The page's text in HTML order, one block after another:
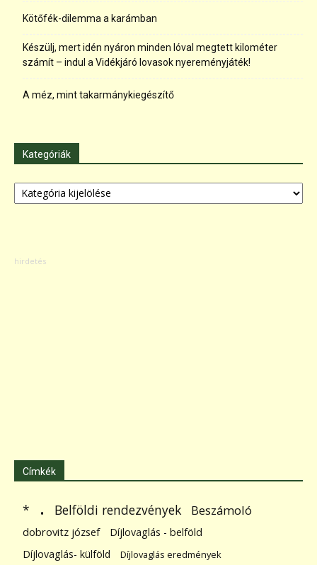
Kötőfék-dilemma a karámban
Készülj, mert idén nyáron minden lóval megtett kilométer
számít – indul a Vidékjáró lovasok nyereményjáték!
A méz, mint takarmánykiegészítő
Kategóriák
Kategóriák
Címkék
* . Belföldi rendezvények Beszámoló
dobrovitz józsef
Díjlovaglás - belföld
Díjlovaglás- külföld
Díjlovaglás eredmények